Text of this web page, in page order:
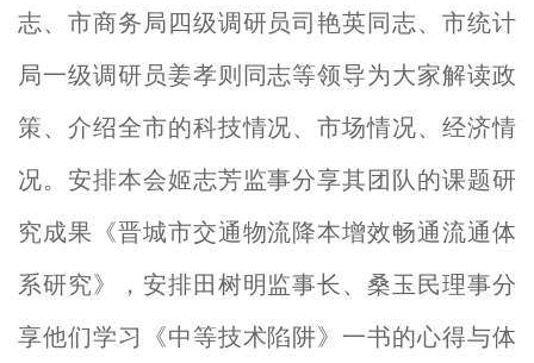
志、市商务局四级调研员司艳英同志、市统计
局一级调研员姜孝则同志等领导为大家解读政
策、介绍全市的科技情况、市场情况、经济情
况。安排本会姬志芳监事分享其团队的课题研
究成果《晋城市交通物流降本增效畅通流通体
系研究》，安排田树明监事长、桑玉民理事分
享他们学习《中等技术陷阱》一书的心得与体